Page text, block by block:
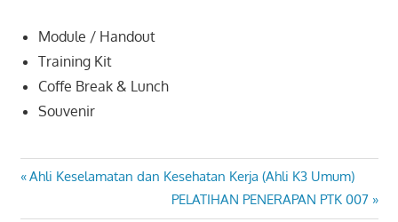
Module / Handout
Training Kit
Coffe Break & Lunch
Souvenir
AHLI K3
Post
Previous
Ahli Keselamatan dan Kesehatan Kerja (Ahli K3 Umum)
Next
PELATIHAN PENERAPAN PTK 007